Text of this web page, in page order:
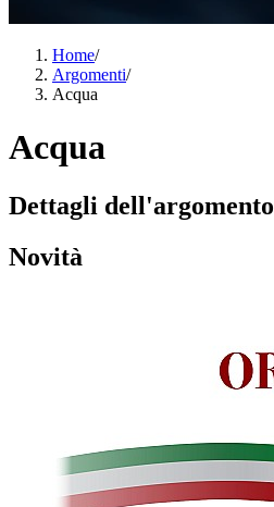
Home/
Argomenti/
Acqua
Acqua
Dettagli dell'argomento
Novità